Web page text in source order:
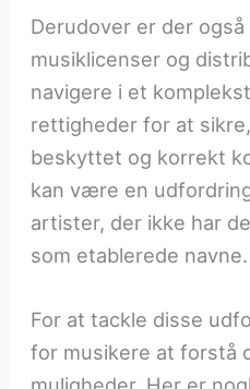
Derudover er der
musiklicenser og
navigere i et
rettigheder for at
beskyttet og korrekt
kan være en
artister, der ikke har
som etablerede navne.
For at tackle disse
for musikere at forstå